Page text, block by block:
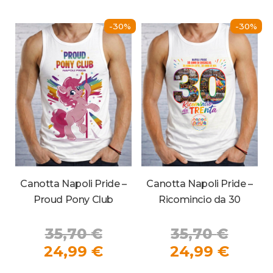
Le
opzioni
possono
essere
scelte
nella
pagina
del
prodotto
Le
-30%
Canotta Napoli Pride –
Proud Pony Club
35,70€Il
prezzo
24,99€Il
-30%
Canotta Napoli Pride –
Ricomincio da 30
35,70€Il
24,99 €Il